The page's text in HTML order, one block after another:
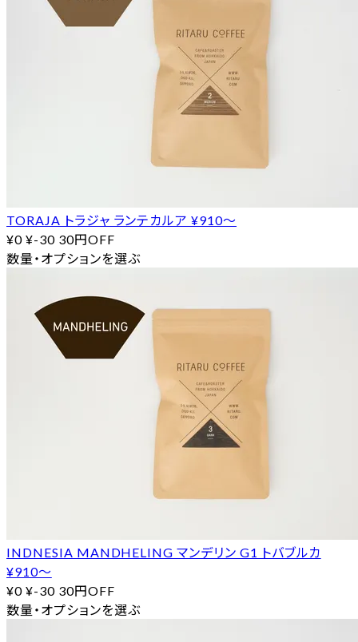
TORAJA トラジャ ランテカルア ¥910〜
¥0 ¥-30 30円OFF
数量・オプションを選ぶ
INDNESIA MANDHELING マンデリン G1 トバブルカ
¥910〜
¥0 ¥-30 30円OFF
数量・オプションを選ぶ